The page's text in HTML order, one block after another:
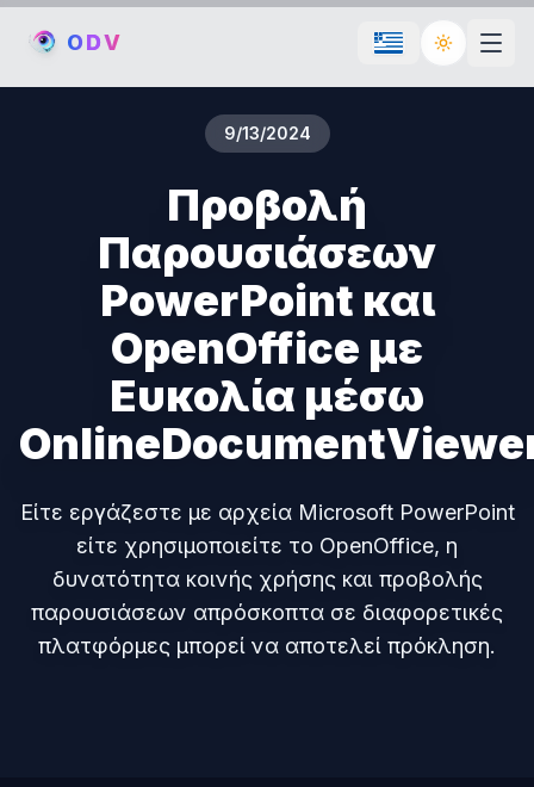
ODV Toggle
9/13/2024
Προβολή
Παρουσιάσεων
PowerPoint και
OpenOffice με
Ευκολία μέσω
Είτε εργάζεστε με αρχεία Microsoft PowerPoint
είτε χρησιμοποιείτε το OpenOffice, η
δυνατότητα κοινής χρήσης και προβολής
παρουσιάσεων απρόσκοπτα σε διαφορετικές
πλατφόρμες μπορεί να αποτελεί πρόκληση.